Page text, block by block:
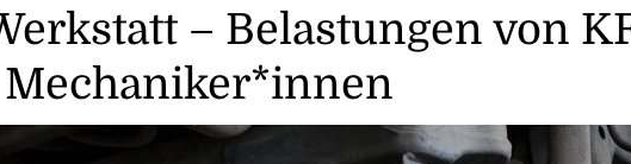
– Belastungen von
Mechaniker*innen